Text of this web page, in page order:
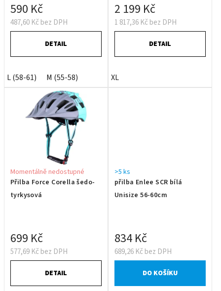
487,60 Kč bez DPH
590 Kč
DETAIL
L (58-61) M (55-58)
1 817,36 Kč bez DPH
2 199 Kč
DETAIL
XL
Přilba Force Corella šedo-
tyrkysová
Momentálně nedostupné
577,69 Kč bez DPH
699 Kč
DETAIL
přilba Enlee SCR bílá
Unisize 56-60cm
>5 ks
689,26 Kč bez DPH
834 Kč
DO KOŠÍKU